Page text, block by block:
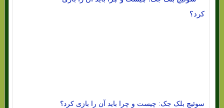
سوئیچ بلک جک: چیست و چرا باید آن را بازی کرد؟